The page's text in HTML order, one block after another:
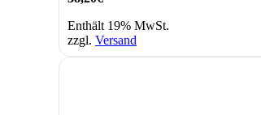
Enthält 19% MwSt.
zzgl. Versand